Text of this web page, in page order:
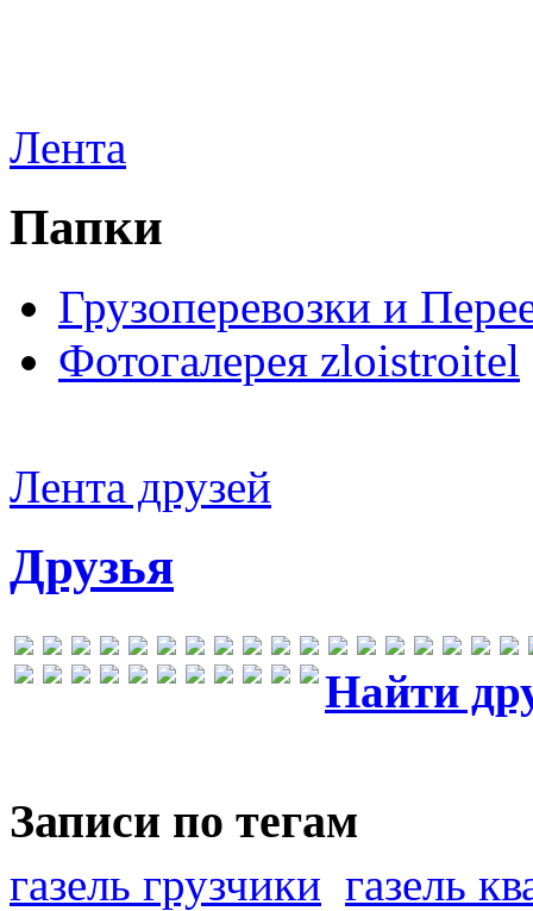
Лента
Папки
Грузоперевозки и
Фотогалерея zloistroitel
Лента друзей
Друзья
Найти
Записи по тегам
газель грузчики газель